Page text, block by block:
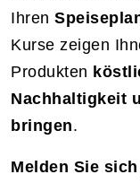
Ihren
Kurse zeigen
Produkten
Nachhaltigkeit
bringen.
Melden Sie